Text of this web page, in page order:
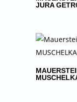
JURA